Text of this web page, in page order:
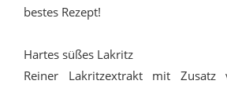
bestes Rezept!
Hartes süßes Lakritz
Reiner Lakritzextrakt mit Zusatz